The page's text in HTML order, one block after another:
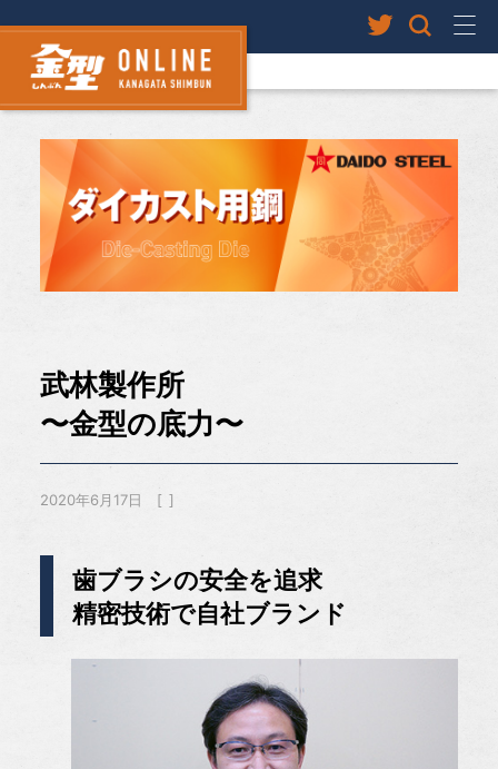
武林製作所
〜金型の底力〜
2020年6月17日
歯ブラシの安全を追求
精密技術で自社ブランド